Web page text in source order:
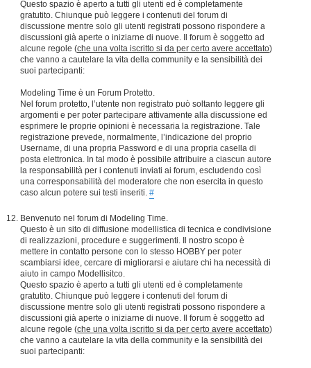
Questo spazio è aperto a tutti gli utenti ed è completamente
gratutito. Chiunque può leggere i contenuti del forum di
discussione mentre solo gli utenti registrati possono rispondere a
discussioni già aperte o iniziarne di nuove. Il forum è soggetto ad
alcune regole (che una volta iscritto si da per certo avere accettato)
che vanno a cautelare la vita della community e la sensibilità dei
suoi partecipanti:
Modeling Time è un Forum Protetto.
Nel forum protetto, l’utente non registrato può soltanto leggere gli
argomenti e per poter partecipare attivamente alla discussione ed
esprimere le proprie opinioni è necessaria la registrazione. Tale
registrazione prevede, normalmente, l’indicazione del proprio
Username, di una propria Password e di una propria casella di
posta elettronica. In tal modo è possibile attribuire a ciascun autore
la responsabilità per i contenuti inviati ai forum, escludendo così
una corresponsabilità del moderatore che non esercita in questo
caso alcun potere sui testi inseriti. #
Benvenuto nel forum di Modeling Time.
Questo è un sito di diffusione modellistica di tecnica e condivisione
di realizzazioni, procedure e suggerimenti. Il nostro scopo è
mettere in contatto persone con lo stesso HOBBY per poter
scambiarsi idee, cercare di migliorarsi e aiutare chi ha necessità di
aiuto in campo Modellisitco.
Questo spazio è aperto a tutti gli utenti ed è completamente
gratutito. Chiunque può leggere i contenuti del forum di
discussione mentre solo gli utenti registrati possono rispondere a
discussioni già aperte o iniziarne di nuove. Il forum è soggetto ad
alcune regole (che una volta iscritto si da per certo avere accettato)
che vanno a cautelare la vita della community e la sensibilità dei
suoi partecipanti: